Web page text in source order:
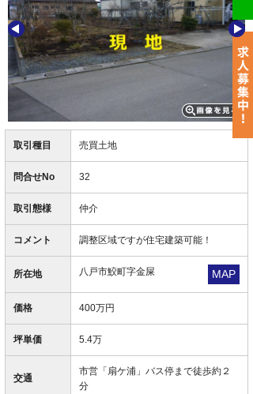
取引種目 売買土地
問合せNo 32
取引態様 仲介
コメント 調整区域ですが住宅建築可能！
所在地 八戸市鮫町字金屎 MAP
価格 400万円
坪単価 5.4万
交通
市営「扇ケ浦」バス停まで徒歩約２
分